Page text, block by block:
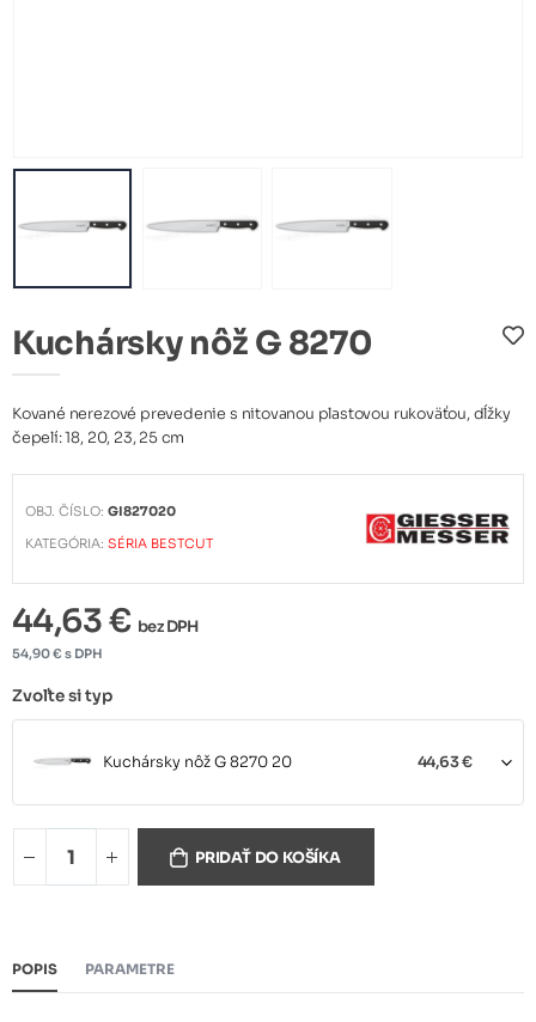
Kuchársky nôž G 8270
Kované nerezové prevedenie s nitovanou plastovou rukoväťou, dĺžky
čepelí: 18, 20, 23, 25 cm
OBJ. ČÍSLO:GI827020
KATEGÓRIA:SÉRIA BESTCUT
44,63 € bez DPH
54,90 € s DPH
Zvoľte si typ
Kuchársky nôž G 8270 20 44,63 €
Kuchársky nôž G 8270 25
PRIDAŤ DO KOŠÍKA
POPIS PARAMETRE